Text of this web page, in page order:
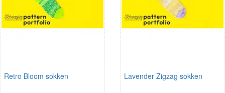
Retro Bloom sokken Lavender Zigzag sokken